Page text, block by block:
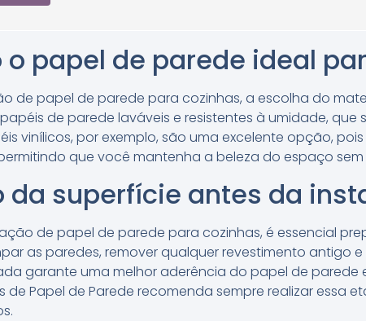
o papel de parede ideal
de papel de parede para cozinhas, a escolha do
de parede laváveis e resistentes à umidade,
vinílicos, por exemplo, são uma excelente opção,
que você mantenha a beleza do espaço
da superfície antes da
de papel de parede para cozinhas, é essencial
as paredes, remover qualquer revestimento antigo
garante uma melhor aderência do papel de parede
de Papel de Parede recomenda sempre realizar essa